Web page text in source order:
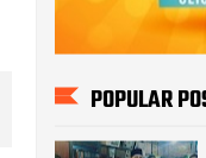
POPULAR